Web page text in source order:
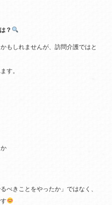
？
もしれませんが、訪問介護ではと
す。
べきことをやったか」ではなく、